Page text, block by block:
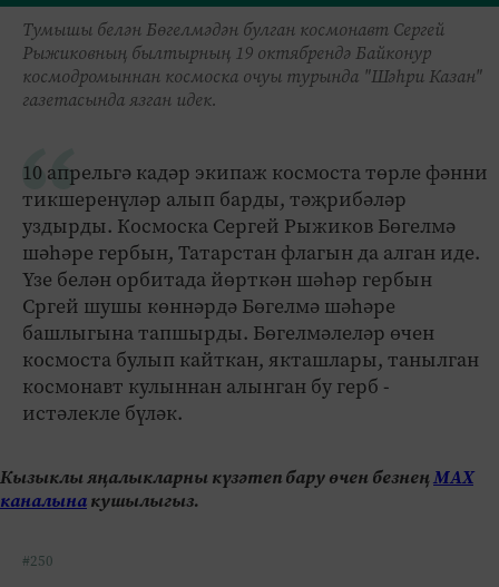
Тумышы белән Бөгелмәдән булган космонавт Сергей
Рыжиковның былтырның 19 октябрендә Байконур
космодромыннан космоска очуы турында "Шәһри Казан"
газетасында язган идек.
10 апрельгә кадәр экипаж космоста төрле фәнни
тикшеренүләр алып барды, тәҗрибәләр
уздырды. Космоска Сергей Рыжиков Бөгелмә
шәһәре гербын, Татарстан флагын да алган иде.
Үзе белән орбитада йөрткән шәһәр гербын
Сргей шушы көннәрдә Бөгелмә шәһәре
башлыгына тапшырды. Бөгелмәлеләр өчен
космоста булып кайткан, якташлары, танылган
космонавт кулыннан алынган бу герб -
истәлекле бүләк.
Кызыклы яңалыкларны күзәтеп бару өчен безнеңМАХ
каналынакушылыгыз.
#250